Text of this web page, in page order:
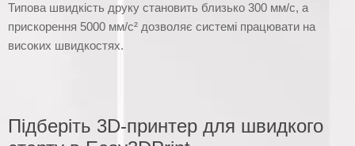
Типова швидкість друку становить близько 300 мм/с, а
прискорення 5000 мм/с² дозволяє системі працювати на
високих швидкостях.
Підберіть 3D-принтер для швидкого